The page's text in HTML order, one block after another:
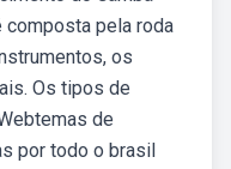
composta pela roda
os
Os tipos de
de
por todo o brasil